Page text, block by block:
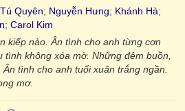
Tú Quyên; Nguyễn Hưng; Khánh Hà;
; Carol Kim
kiếp nào. Ân tình cho anh từng cơn
tình không xóa mờ. Những đêm buồn,
tình cho anh tuổi xuân trắng ngần.
mơ.